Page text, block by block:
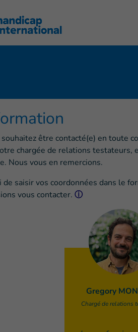
souhaitez être contacté(e) en toute
chargée de relations testateurs,
Nous vous en remercions.
de saisir vos coordonnées dans le
vous contacter. ⓘ
Gregory
Chargé de relations